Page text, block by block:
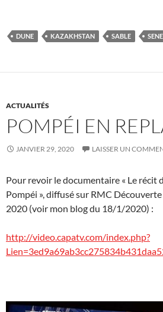
DUNE KAZAKHSTAN SABLE
ACTUALITÉS
POMPÉI EN
JANVIER 29, 2020 LAISSER UN
Pour revoir le documentaire « Le récit
Pompéi », diffusé sur RMC
2020 (voir mon blog du 18/1/2020) :
http://video.capatv.com/index.php?